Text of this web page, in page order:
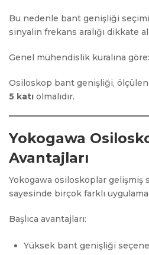
Bu nedenle bant genişliği
sinyalin frekans aralığı dikkate
Genel mühendislik kuralına göre:
Osiloskop bant genişliği, ölçülen
5 katı olmalıdır.
Yokogawa
Avantajları
Yokogawa osiloskoplar gelişmiş
sayesinde birçok farklı
Başlıca avantajları:
Yüksek bant genişliği